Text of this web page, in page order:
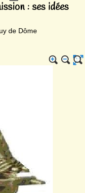
: ses idées
de Dôme